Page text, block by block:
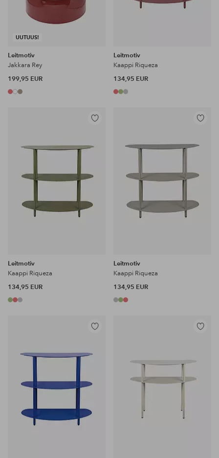
UUTUUS!
Leitmotiv
Jakkara Rey
199,95 EUR
Leitmotiv
Kaappi Riqueza
134,95 EUR
Lisää
Leitmotiv
Kaappi Riqueza
134,95 EUR
Lisää
Leitmotiv
Kaappi Riqueza
134,95 EUR
Lisää
Lisää